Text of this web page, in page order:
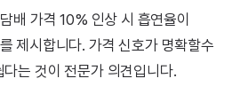
배 가격 10% 인상 시 흡연율이
제시합니다. 가격 신호가 명확할수
는 것이 전문가 의견입니다.